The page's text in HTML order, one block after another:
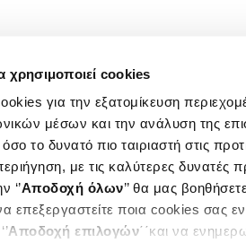
χρησιμοποιεί cookies
για την εξατομίκευση
μέσων και την ανάλυση της
το δυνατό πιο ταιριαστή στις
με τις καλύτερες δυνατές
‘’Αποδοχή όλων’’ θα μας
επεξεργαστείτε ποια cookies σας
Αποδοχή επιλογών΄΄και να